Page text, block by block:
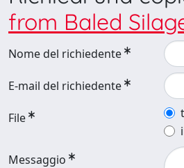
from Baled
Nome del richiedente
E-mail del richiedente
File
Messaggio